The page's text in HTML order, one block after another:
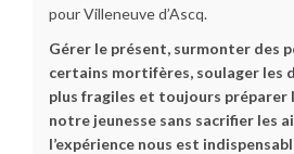
pour Villeneuve d’Ascq.
Gérer le présent, surmonter des
certains mortifères, soulager les
plus fragiles et toujours préparer
notre jeunesse sans sacrifier les
l’expérience nous est